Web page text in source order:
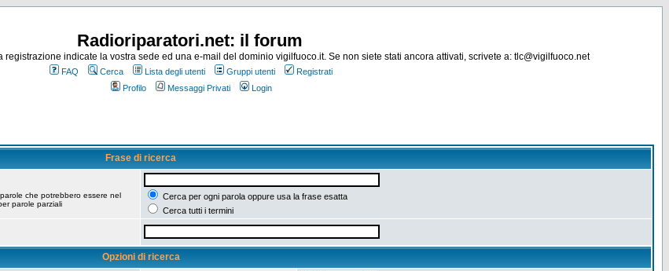
Radioriparatori.net: il forum
registrazione indicate la vostra sede ed una e-mail del dominio vigilfuoco.it. Se non siete stati ancora attivati, scrivete a: tlc@vigilfuoco.net
FAQ Cerca Lista degli utenti Gruppi utenti
Registrati
Profilo
Messaggi Privati Login
Frase di ricerca
che potrebbero essere nel
parole parziali
Cerca per ogni parola oppure usa la frase esatta
Cerca tutti i termini
Opzioni di ricerca